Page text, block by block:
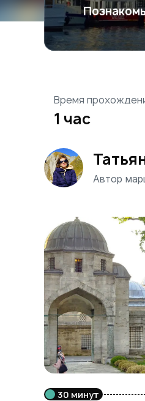
Автор
Время
1 час
30 минут